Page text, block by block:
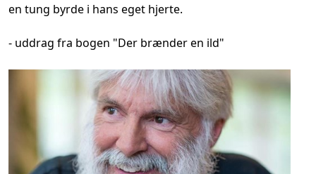
en tung byrde i hans eget hjerte.
- uddrag fra bogen "Der brænder en ild"